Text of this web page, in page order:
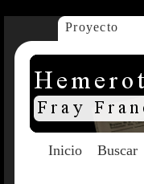
Proyecto
Inicio Buscar